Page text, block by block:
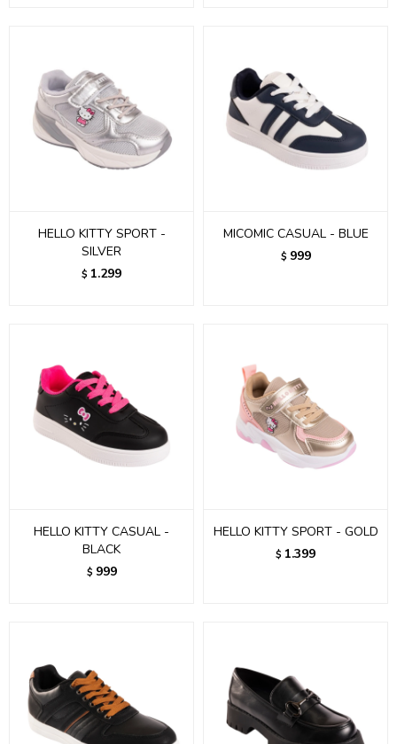
HELLO KITTY SPORT -
SILVER
$ 1.299
MICOMIC CASUAL - BLUE
$ 999
HELLO KITTY CASUAL -
BLACK
$ 999
HELLO KITTY SPORT - GOLD
$ 1.399